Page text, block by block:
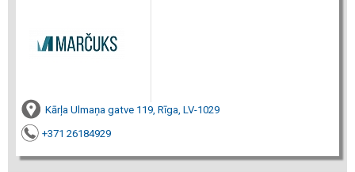
Kārļa Ulmaņa gatve 119, Rīga, LV-1029
+371 26184929